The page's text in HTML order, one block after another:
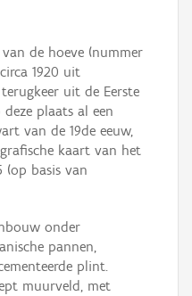
de hoeve (nummer
1920 uit
uit de Eerste
plaats al een
van de 19de eeuw,
kaart van het
(op basis van
onder
pannen,
plint.
muurveld, met